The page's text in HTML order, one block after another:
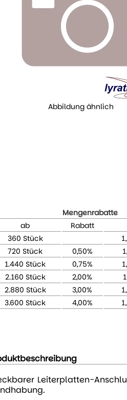
Abbildung ähnlich
Mengenrabatte
ab
Rabatt
360 Stück
720 Stück
0,50%
1.440 Stück
0,75%
2.160 Stück
2,00%
2.880 Stück
3,00%
3.600 Stück
4,00%
Leiterplatten-